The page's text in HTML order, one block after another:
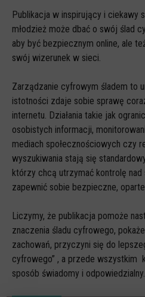
Publikacja w inspirujący i ciekawy
młodzież może dbać o swój ślad
aby być bezpiecznym online, ale
swój wizerunek w sieci.
Zarządzanie cyfrowym śladem to
istotności zdaje sobie sprawę
internetu. Działania takie jak
osobistych informacji,
mediach społecznościowych czy
wyszukiwania stają się
którzy chcą utrzymać kontrolę
zapewnić sobie bezpieczne,
Liczymy, że publikacja pomoże
znaczenia śladu cyfrowego,
zachowań, przyczyni się do
cyfrowego” , a przede wszystkim
sposób świadomy i odpowiedzialny.
Dołącz do newslettera